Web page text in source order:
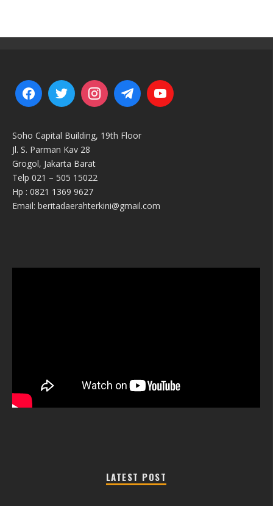
Soho Capital Building, 19th Floor
Jl. S. Parman Kav 28
Grogol, Jakarta Barat
Telp 021 – 505 15022
Hp : 0821 1369 9627
Email: beritadaerahterkini@gmail.com
LATEST POST